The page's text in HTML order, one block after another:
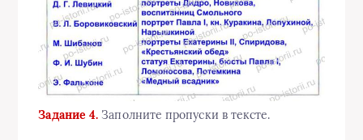
Задание 4. Заполните пропуски в тексте.